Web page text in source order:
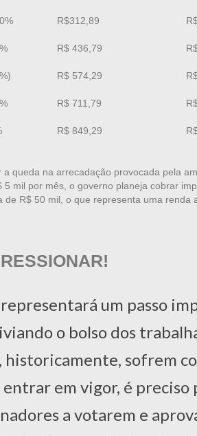
R$312,89
R$ 436,79
R$ 574,29
R$ 711,79
R$ 849,29
queda na arrecadação provocada pela
5 mil por mês, o governo planeja cobrar
de R$ 50 mil, o que representa uma renda
um passo
o bolso dos
historicamente, sofrem
entrar em vigor, é preciso
a votarem e